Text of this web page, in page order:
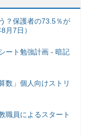
？保護者の73.5％が
月7日）
ート勉強計画 - 暗記
数」個人向けストリ
職員によるスタート